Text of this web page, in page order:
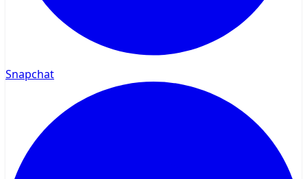
Snapchat